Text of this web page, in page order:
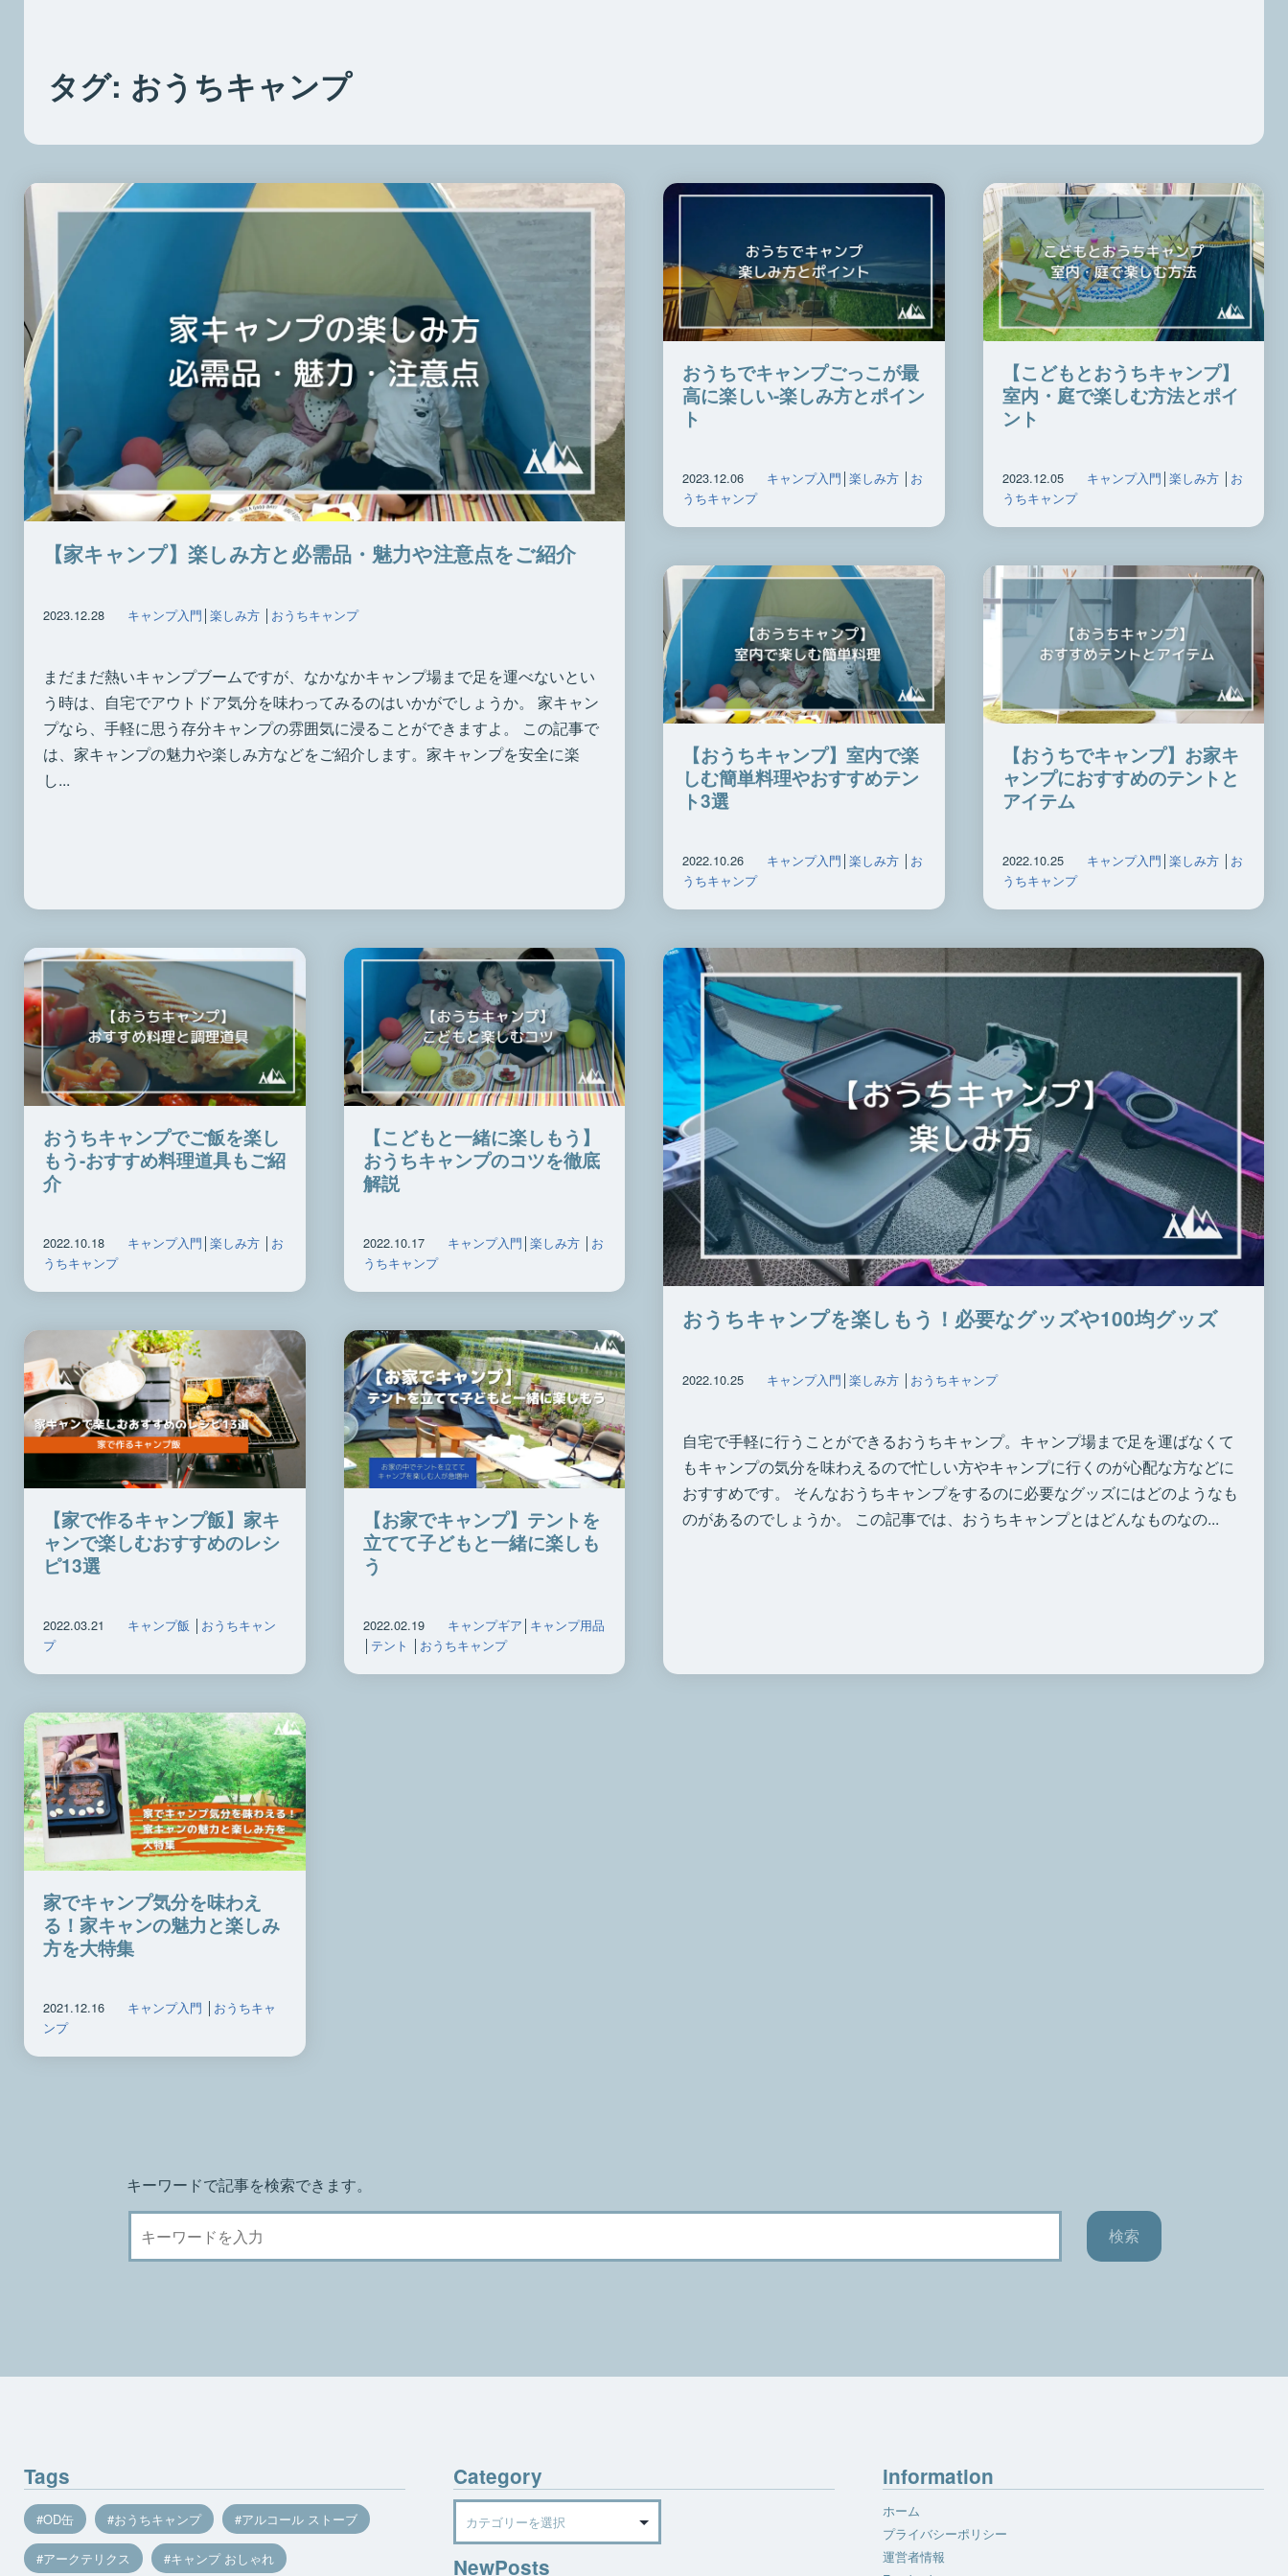
タグ: おうちキャンプ
【家キャンプ】楽しみ方と必需品・魅力や注意点をご紹介
2023.12.28 キャンプ入門 │ 楽しみ方 │ おうちキャンプ
まだまだ熱いキャンプブームですが、なかなかキャンプ場まで足を運べないとい
う時は、自宅でアウトドア気分を味わってみるのはいかがでしょうか。 家キャン
プなら、手軽に思う存分キャンプの雰囲気に浸ることができますよ。 この記事で
は、家キャンプの魅力や楽しみ方などをご紹介します。家キャンプを安全に楽
し...
おうちでキャンプごっこが最
高に楽しい-楽しみ方とポイン
ト
2023.12.06 キャンプ入門 │ 楽しみ方 │ お
うちキャンプ
【こどもとおうちキャンプ】
室内・庭で楽しむ方法とポイ
ント
2023.12.05 キャンプ入門 │ 楽しみ方│ お
うちキャンプ
【おうちキャンプ】室内で楽
しむ簡単料理やおすすめテン
ト3選
2022.10.26 キャンプ入門 楽しみ方
お
うちキャンプ
【おうちでキャンプ】お家キ
ャンプにおすすめのテントと
アイテム
2022.10.25 キャンプ入門 楽しみ方│ お
うちキャンプ
おうちキャンプを楽しもう！必要なグッズや100均グッズ
2022.10.25 キャンプ入門 │ 楽しみ方 │ おうちキャンプ
自宅で手軽に行うことができるおうちキャンプ。キャンプ場まで足を運ばなくて
もキャンプの気分を味わえるので忙しい方やキャンプに行くのが心配な方などに
おすすめです。 そんなおうちキャンプをするのに必要なグッズにはどのようなも
のがあるのでしょうか。 この記事では、おうちキャンプとはどんなものなの...
おうちキャンプでご飯を楽し
もう-おすすめ料理道具もご紹
介
2022.10.18 キャンプ入門 楽しみ方
お
うちキャンプ
【こどもと一緒に楽しもう】
おうちキャンプのコツを徹底
解説
2022.10.17 キャンプ入門 楽しみ方│ お
うちキャンプ
【家で作るキャンプ飯】家キ
ャンで楽しむおすすめのレシ
ピ13選
2022.03.21 キャンプ飯
おうちキャン
プ
【お家でキャンプ】テントを
立てて子どもと一緒に楽しも
う
2022.02.19 キャンプギア キャンプ用品
テント おうちキャンプ
家でキャンプ気分を味わえ
る！家キャンの魅力と楽しみ
方を大特集
2021.12.16 キャンプ入門
おうちキャ
ンプ
キーワードで記事を検索できます。
Tags
OD缶 おうちキャンプ アルコール ストーブ
アークテリクス キャンプ おしゃれ
Category
Category
NewPosts
information
ホーム
プライバシーポリシー
運営者情報